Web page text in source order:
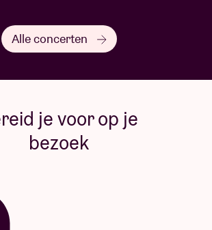
Alle concerten
je voor op je
bezoek